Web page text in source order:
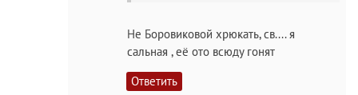
Не Боровиковой хрюкать, св.... я
сальная , её ото всюду гонят
Ответить